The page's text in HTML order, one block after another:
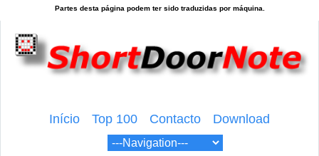
Início Top 100 Contacto Download